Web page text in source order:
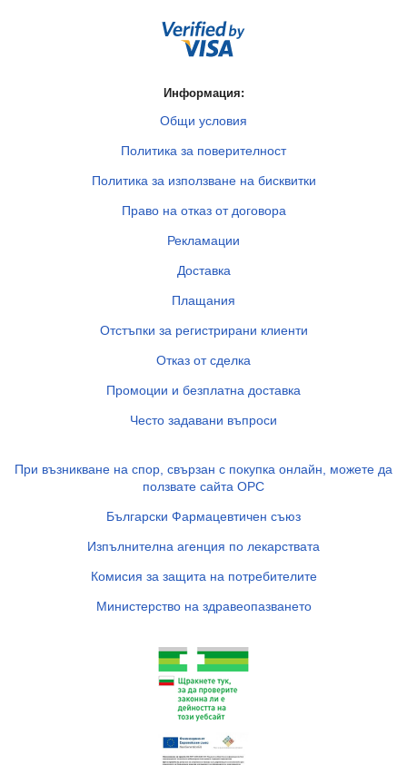
Информация:
Общи условия
Политика за поверителност
Политика за използване на бисквитки
Право на отказ от договора
Рекламации
Доставка
Плащания
Отстъпки за регистрирани клиенти
Отказ от сделка
Промоции и безплатна доставка
Често задавани въпроси
При възникване на спор, свързан с покупка онлайн, можете да
ползвате сайта ОРС
Български Фармацевтичен съюз
Изпълнителна агенция по лекарствата
Комисия за защита на потребителите
Министерство на здравеопазването